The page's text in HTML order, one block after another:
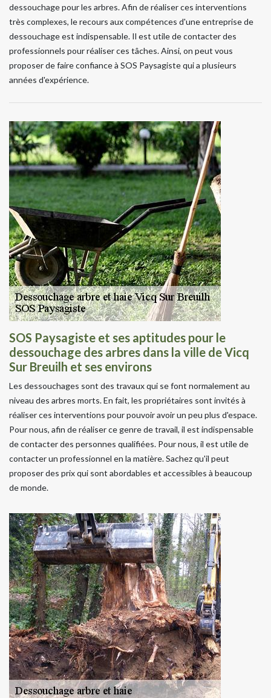
dessouchage pour les arbres. Afin de réaliser ces interventions
très complexes, le recours aux compétences d'une entreprise de
dessouchage est indispensable. Il est utile de contacter des
professionnels pour réaliser ces tâches. Ainsi, on peut vous
proposer de faire confiance à SOS Paysagiste qui a plusieurs
années d'expérience.
SOS Paysagiste et ses aptitudes pour le
dessouchage des arbres dans la ville de Vicq
Sur Breuilh et ses environs
Les dessouchages sont des travaux qui se font normalement au
niveau des arbres morts. En fait, les propriétaires sont invités à
réaliser ces interventions pour pouvoir avoir un peu plus d'espace.
Pour nous, afin de réaliser ce genre de travail, il est indispensable
de contacter des personnes qualifiées. Pour nous, il est utile de
contacter un professionnel en la matière. Sachez qu'il peut
proposer des prix qui sont abordables et accessibles à beaucoup
de monde.